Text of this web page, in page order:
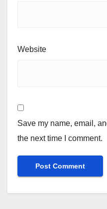
Website
Save my name, email,
the next time I comment.